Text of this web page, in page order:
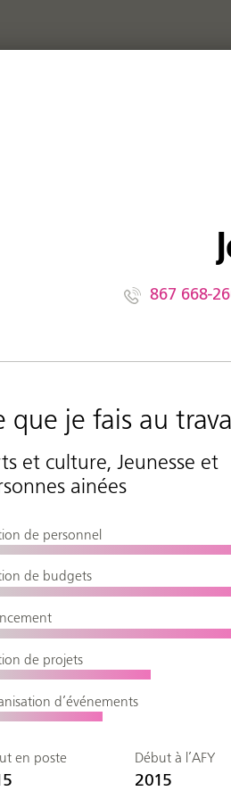
867 668-
et culture, Jeunesse et
ainées
de personnel
de budgets
de projets
d’événements
2015